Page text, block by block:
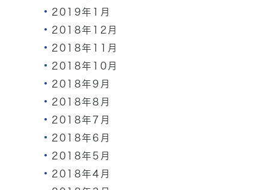
2019年1月
2018年12月
2018年11月
2018年10月
2018年9月
2018年8月
2018年7月
2018年6月
2018年5月
2018年4月